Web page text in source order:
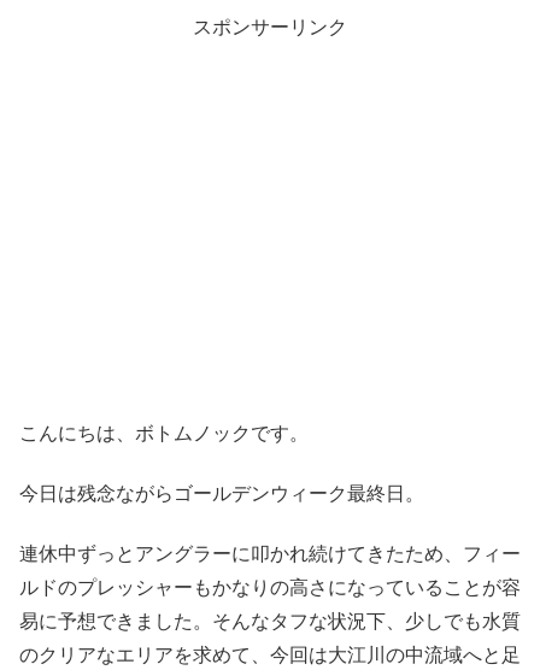
スポンサーリンク
こんにちは、ボトムノックです。
今日は残念ながらゴールデンウィーク最終日。
連休中ずっとアングラーに叩かれ続けてきたため、フィー
ルドのプレッシャーもかなりの高さになっていることが容
易に予想できました。そんなタフな状況下、少しでも水質
のクリアなエリアを求めて、今回は大江川の中流域へと足